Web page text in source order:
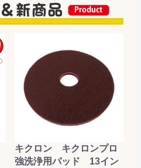
キクロン キクロンプロ
強洗浄用パッド 13イン